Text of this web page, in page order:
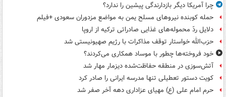
چرا آمریکا دیگر بازدارندگی پیشین را ندارد؟
حمله کوبنده نیروهای مسلح یمن به مواضع مزدوران سعودی +فیلم
دلایل ردّ محموله‌های غذایی صادراتی ترکیه از اروپا
حزب‌الله خواستار توقف مذاکرات با رژیم صهیونیستی شد
خود فروخته‌ها چطور با موساد همکاری می‌کردند؟
آتش‌سوزی در منطقه حفاظت‌شده دیزمار مهار شد
کویت دستور تعطیلی تنها مدرسه ایرانی را صادر کرد
حرم امام علی (ع) مهیای عزاداری دهه آخر صفر شد